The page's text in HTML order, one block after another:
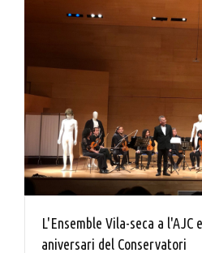
L'Ensemble Vila-seca a l'AJC
aniversari del Conservatori